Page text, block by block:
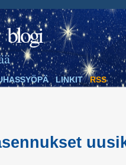
blogi
LINKIT RSS